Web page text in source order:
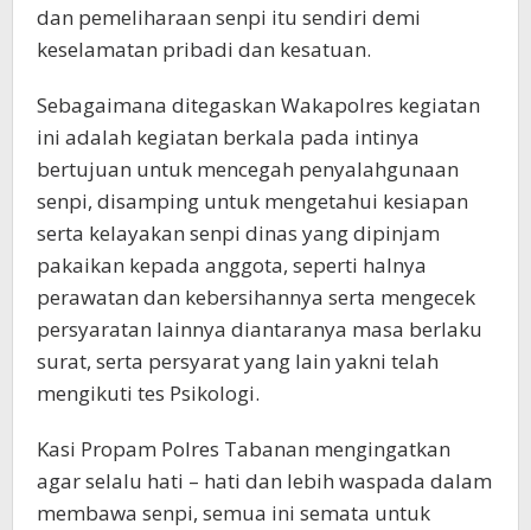
dan pemeliharaan senpi itu sendiri demi
keselamatan pribadi dan kesatuan.
Sebagaimana ditegaskan Wakapolres kegiatan
ini adalah kegiatan berkala pada intinya
bertujuan untuk mencegah penyalahgunaan
senpi, disamping untuk mengetahui kesiapan
serta kelayakan senpi dinas yang dipinjam
pakaikan kepada anggota, seperti halnya
perawatan dan kebersihannya serta mengecek
persyaratan lainnya diantaranya masa berlaku
surat, serta persyarat yang lain yakni telah
mengikuti tes Psikologi.
Kasi Propam Polres Tabanan mengingatkan
agar selalu hati – hati dan lebih waspada dalam
membawa senpi, semua ini semata untuk